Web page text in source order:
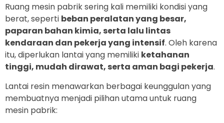
Ruang mesin pabrik sering kali memiliki kondisi yang
berat, seperti beban peralatan yang besar,
paparan bahan kimia, serta lalu lintas
kendaraan dan pekerja yang intensif. Oleh karena
itu, diperlukan lantai yang memiliki ketahanan
tinggi, mudah dirawat, serta aman bagi pekerja.
Lantai resin menawarkan berbagai keunggulan yang
membuatnya menjadi pilihan utama untuk ruang
mesin pabrik: